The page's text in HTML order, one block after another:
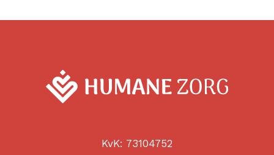
KvK: 73104752